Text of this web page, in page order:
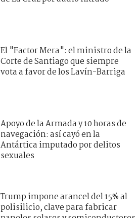
El "Factor Mera": el ministro de la
Corte de Santiago que siempre
vota a favor de los Lavín-Barriga
Apoyo de la Armada y 10 horas de
navegación: así cayó en la
Antártica imputado por delitos
sexuales
Trump impone arancel del 15% al
polisilicio, clave para fabricar